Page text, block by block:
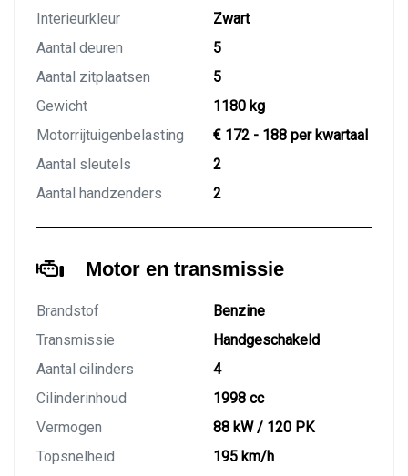
Interieurkleur
Zwart
Aantal deuren
5
Aantal zitplaatsen
5
Gewicht
1180 kg
Motorrijtuigenbelasting
€ 172 - 188 per kwartaal
Aantal sleutels
2
Aantal handzenders
2
Motor en transmissie
Brandstof
Benzine
Transmissie
Handgeschakeld
Aantal cilinders
4
Cilinderinhoud
1998 cc
Vermogen
88 kW / 120 PK
Topsnelheid
195 km/h